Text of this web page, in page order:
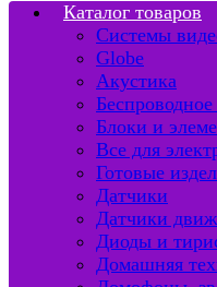
Каталог товаров
Системы
Globe
Акустика
Блоки и
Все для
Готовые
Датчики
Датчики
Диоды и
Домашняя